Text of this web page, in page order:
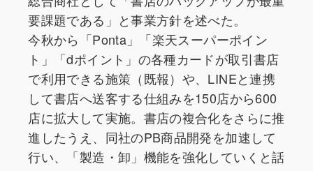
要課題である」と事業方針を述べた。
今秋から「Ponta」「楽天スーパーポイン
ト」「dポイント」の各種カードが取引書店
で利用できる施策（既報）や、LINEと連携
して書店へ送客する仕組みを150店から600
店に拡大して実施。書店の複合化をさらに推
進したうえ、同社のPB商品開発を加速して
行い、「製造・卸」機能を強化していくと話